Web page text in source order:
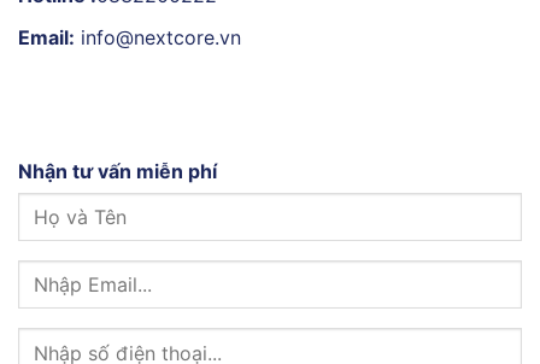
Email: info@nextcore.vn
Nhận tư vấn miễn phí